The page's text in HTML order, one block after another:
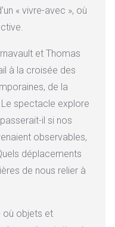
« vivre-avec », où
et Thomas
à la croisée des
de la
spectacle explore
il si nos
observables,
déplacements
de nous relier à
où objets et